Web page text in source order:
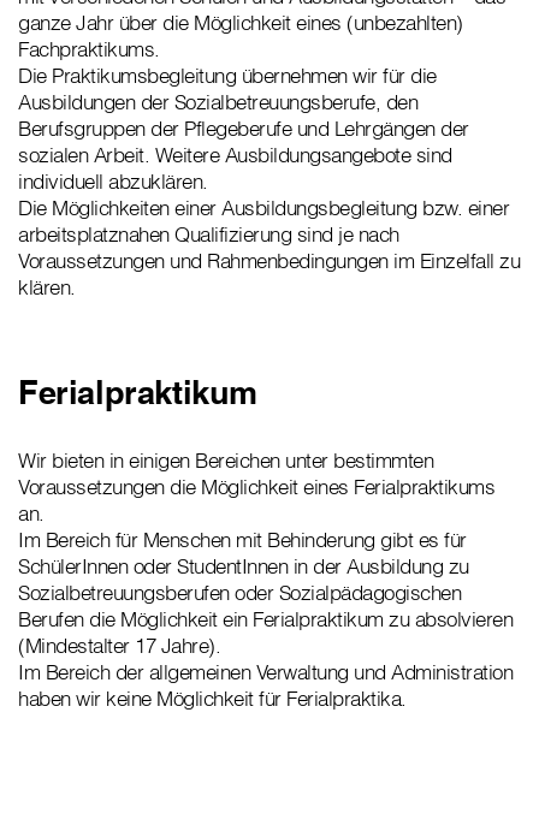
ganze Jahr über die Möglichkeit eines (unbezahlten)
Fachpraktikums.
Die Praktikumsbegleitung übernehmen wir für die
Ausbildungen der Sozialbetreuungsberufe, den
Berufsgruppen der Pflegeberufe und Lehrgängen der
sozialen Arbeit. Weitere Ausbildungsangebote sind
individuell abzuklären.
Die Möglichkeiten einer Ausbildungsbegleitung bzw. einer
arbeitsplatznahen Qualifizierung sind je nach
Voraussetzungen und Rahmenbedingungen im Einzelfall zu
klären.
Ferialpraktikum
Wir bieten in einigen Bereichen unter bestimmten
Voraussetzungen die Möglichkeit eines Ferialpraktikums
an.
Im Bereich für Menschen mit Behinderung gibt es für
SchülerInnen oder StudentInnen in der Ausbildung zu
Sozialbetreuungsberufen oder Sozialpädagogischen
Berufen die Möglichkeit ein Ferialpraktikum zu absolvieren
(Mindestalter 17 Jahre).
Im Bereich der allgemeinen Verwaltung und Administration
haben wir keine Möglichkeit für Ferialpraktika.